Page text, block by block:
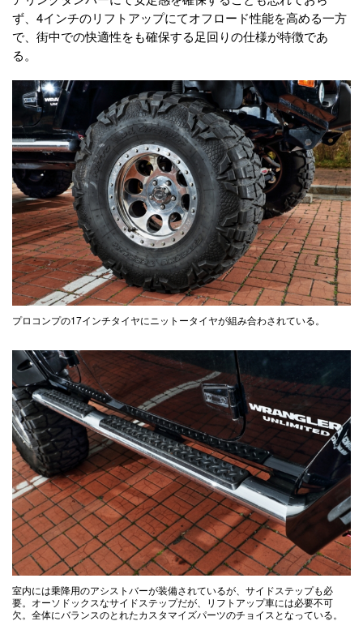
ず、4インチのリフトアップにてオフロード性能を高める一方
で、街中での快適性をも確保する足回りの仕様が特徴であ
る。
プロコンプの17インチタイヤにニットータイヤが組み合わされている。
室内には乗降用のアシストバーが装備されているが、サイドステップも必
要。オーソドックスなサイドステップだが、リフトアップ車には必要不可
欠。全体にバランスのとれたカスタマイズパーツのチョイスとなっている。